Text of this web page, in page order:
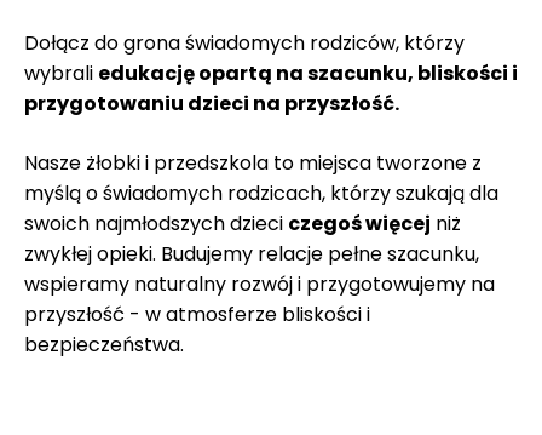
Dołącz do grona świadomych rodziców, którzy
wybrali edukację opartą na szacunku, bliskości i
przygotowaniu dzieci na przyszłość.
Nasze żłobki i przedszkola to miejsca tworzone z
myślą o świadomych rodzicach, którzy szukają dla
swoich najmłodszych dzieci czegoś więcej niż
zwykłej opieki. Budujemy relacje pełne szacunku,
wspieramy naturalny rozwój i przygotowujemy na
przyszłość - w atmosferze bliskości i
bezpieczeństwa.